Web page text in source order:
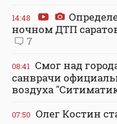
14:48
ночном ДТП
7
08:41 Смог над
санврачи
воздуха
07:50 Олег Костин